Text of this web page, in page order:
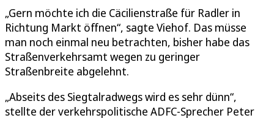
„Gern möchte ich die Cäcilienstraße für Radler in
Richtung Markt öffnen“, sagte Viehof. Das müsse
man noch einmal neu betrachten, bisher habe das
Straßenverkehrsamt wegen zu geringer
Straßenbreite abgelehnt.
„Abseits des Siegtalradwegs wird es sehr dünn“,
stellte der verkehrspolitische ADFC-Sprecher Peter